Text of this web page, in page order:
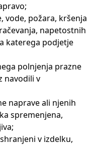
vode, požara, kršenja
napetostnih
katerega podjetje
polnjenja prazne
navodili v
naprave ali njenih
spremenjena,
v izdelku,